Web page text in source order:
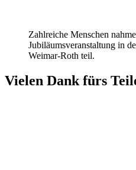
Zahlreiche Menschen
Jubiläumsveranstaltung in
Weimar-Roth teil.
Vielen Dank fürs